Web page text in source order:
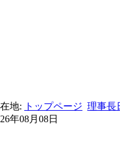
地: トップページ 理事長
年08月08日